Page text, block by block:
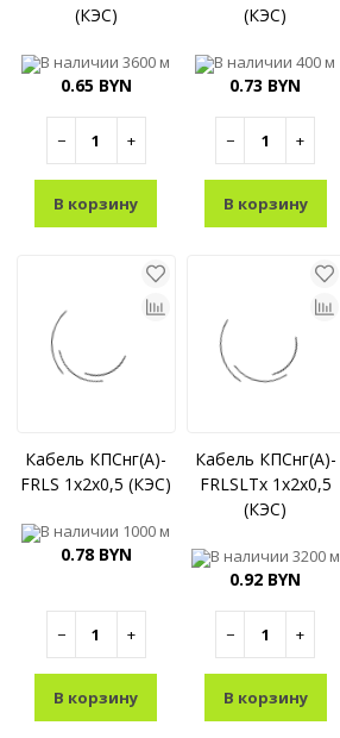
(КЭС)
В наличии3600 м
0.65 BYN
− +
В корзину
(КЭС)
В наличии400 м
0.73 BYN
− +
В корзину
Кабель КПСнг(A)-
FRLS 1x2x0,5 (КЭС)
В наличии 1000 м
0.78 BYN
− +
В корзину
Кабель КПСнг(A)-
FRLSLTx 1x2x0,5
(КЭС)
В наличии 3200 м
0.92 BYN
− +
В корзину